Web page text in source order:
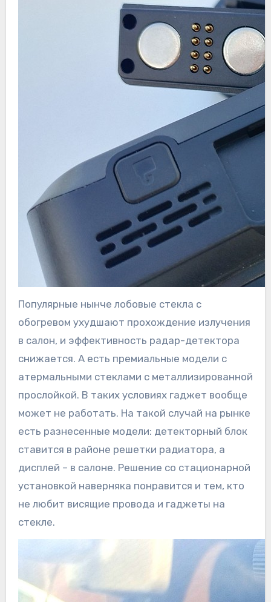
Популярные нынче лобовые стекла с
обогревом ухудшают прохождение излучения
в салон, и эффективность радар-детектора
снижается. А есть премиальные модели с
атермальными стеклами с металлизированной
прослойкой. В таких условиях гаджет вообще
может не работать. На такой случай на рынке
есть разнесенные модели: детекторный блок
ставится в районе решетки радиатора, а
дисплей – в салоне. Решение со стационарной
установкой наверняка понравится и тем, кто
не любит висящие провода и гаджеты на
стекле.